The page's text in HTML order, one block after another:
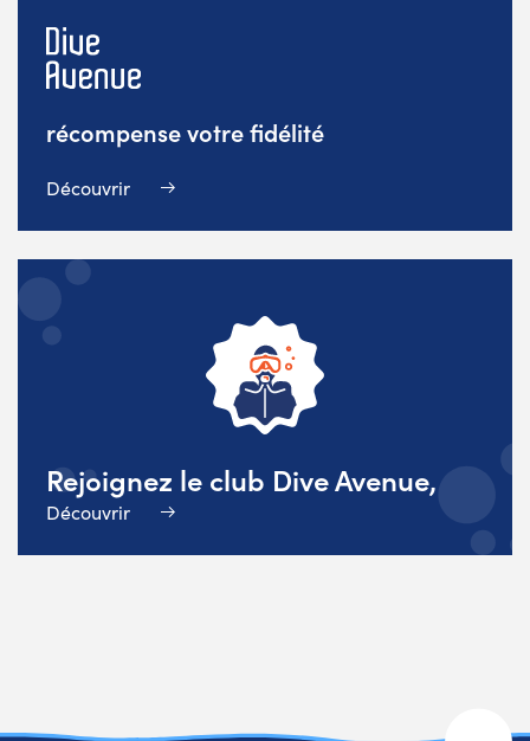
récompense votre fidélité
Découvrir
Rejoignez le club Dive Avenue,
Découvrir